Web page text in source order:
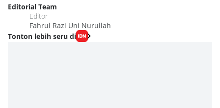
Editorial Team
Editor
Fahrul Razi Uni Nurullah
Tonton lebih seru di